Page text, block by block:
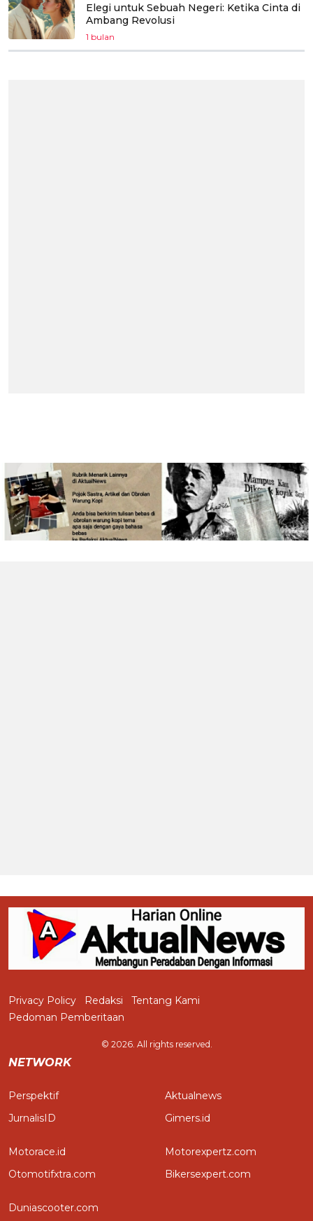
Elegi untuk Sebuah Negeri: Ketika Cinta di
Ambang Revolusi
1 bulan
Privacy Policy Redaksi
Tentang Kami
Pedoman Pemberitaan
© 2026. All rights reserved.
NETWORK
Perspektif
JurnalisID
Aktualnews
Gimers.id
Motorace.id
Otomotifxtra.com
Motorexpertz.com
Bikersexpert.com
Duniascooter.com